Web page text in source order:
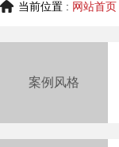
当前位置 : 网站首页
案例风格